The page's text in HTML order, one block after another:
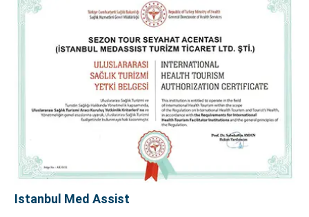
Istanbul Med Assist